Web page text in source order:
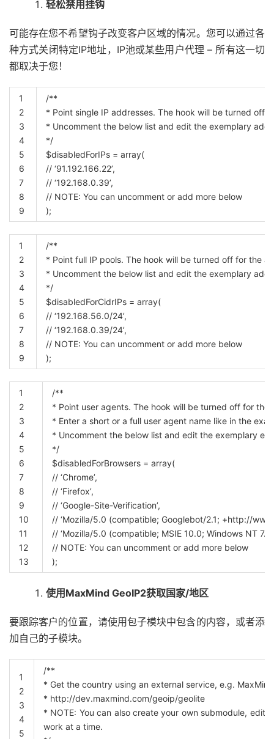
轻松禁用挂钩
可能存在您不希望钩子改变客户区域的情况。您可以通过各
种方式关闭特定IP地址，IP池或某些用户代理 – 所有这一切
都取决于您！
1
2
3
4
5
6
7
8
9
/**
* Point single IP addresses. The hook will be turned off
* Uncomment the below list and edit the exemplary
*/
$disabledForIPs = array(
// ‘91.192.166.22’,
// ‘192.168.0.39’,
// NOTE: You can uncomment or add more below
);
1
2
3
4
5
6
7
8
9
/**
* Point full IP pools. The hook will be turned off for the
* Uncomment the below list and edit the exemplary
*/
$disabledForCidrIPs = array(
// ‘192.168.56.0/24’,
// ‘192.168.0.39/24’,
// NOTE: You can uncomment or add more below
);
1
2
3
4
5
6
7
8
9
10
11
12
13
/**
* Point user agents. The hook will be turned off for
* Enter a short or a full user agent name like in the
* Uncomment the below list and edit the exemplary
*/
$disabledForBrowsers = array(
// ‘Chrome’,
// ‘Firefox’,
// ‘Google-Site-Verification’,
// ‘Mozilla/5.0 (compatible; Googlebot/2.1; +http://
// ‘Mozilla/5.0 (compatible; MSIE 10.0; Windows NT
// NOTE: You can uncomment or add more below
);
使用MaxMind GeoIP2获取国家/地区
要跟踪客户的位置，请使用包子模块中包含的内容，或者添
加自己的子模块。
1
2
3
4
5
/**
* Get the country using an external service, e.g.
* http://dev.maxmind.com/geoip/geolite
* NOTE: You can also create your own submodule, edit
work at a time.